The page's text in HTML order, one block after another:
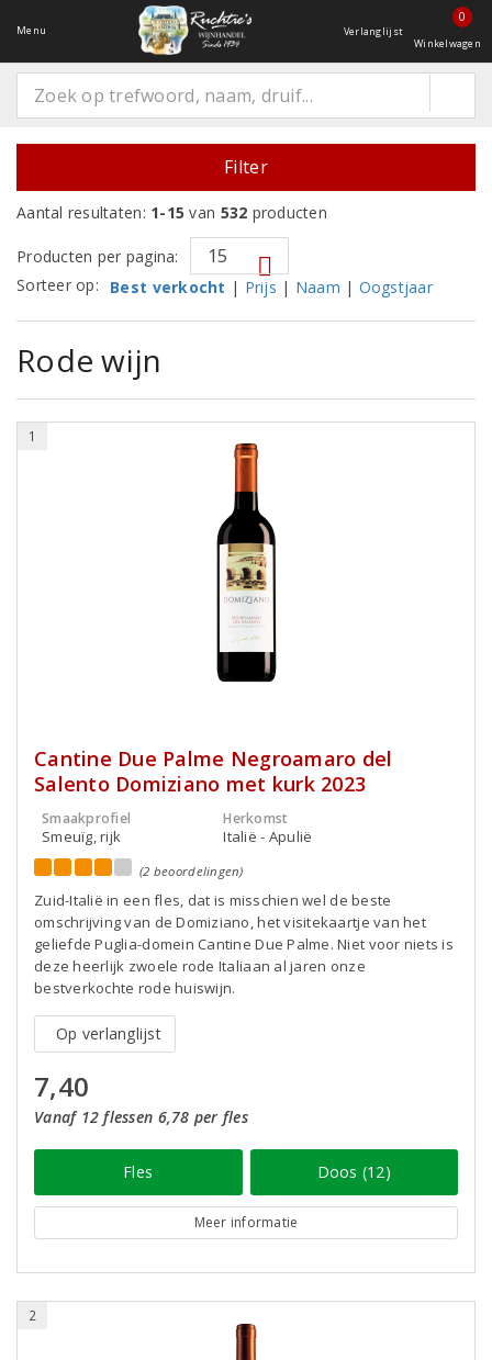
Menu Verlanglijst
0
Winkelwagen
Filter
Aantal resultaten: 1-15 van 532 producten
Producten per pagina:
Sorteer op:
Best verkocht | Prijs | Naam | Oogstjaar
Rode wijn
1
Cantine Due Palme Negroamaro del
Salento Domiziano met kurk 2023
Smaakprofiel
Smeuïg, rijk
Herkomst
Italië - Apulië
(2 beoordelingen)
Zuid-Italië in een fles, dat is misschien wel de beste
omschrijving van de Domiziano, het visitekaartje van het
geliefde Puglia-domein Cantine Due Palme. Niet voor niets is
deze heerlijk zwoele rode Italiaan al jaren onze
bestverkochte rode huiswijn.
Op verlanglijst
7,40
Vanaf 12 flessen 6,78 per fles
Fles Doos (12)
Meer informatie
2